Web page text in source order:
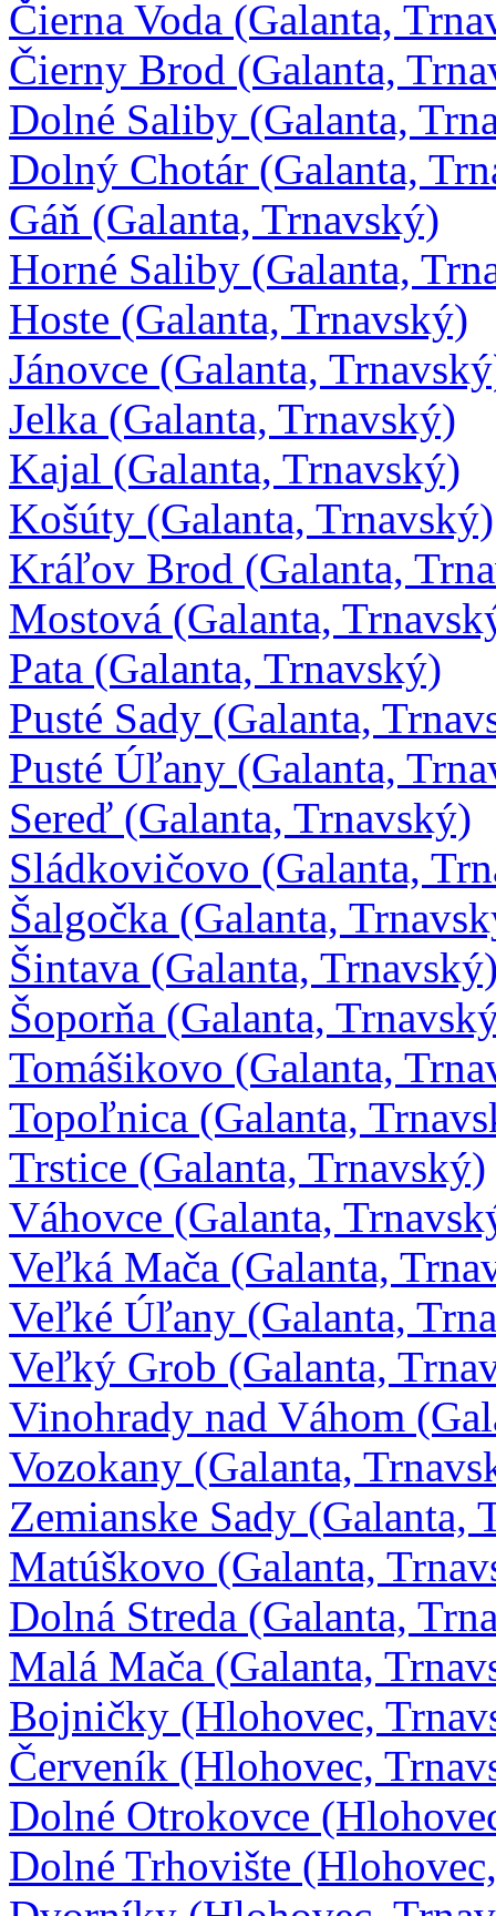
Čierna Voda (Galanta,
Čierny Brod (Galanta,
Dolné Saliby (Galanta,
Dolný Chotár (Galanta,
Gáň (Galanta, Trnavský)
Horné Saliby (Galanta,
Hoste (Galanta, Trnavský)
Jánovce (Galanta,
Jelka (Galanta, Trnavský)
Kajal (Galanta, Trnavský)
Košúty (Galanta, Trnavský)
Kráľov Brod (Galanta,
Mostová (Galanta,
Pata (Galanta, Trnavský)
Pusté Sady (Galanta,
Pusté Úľany (Galanta,
Sereď (Galanta, Trnavský)
Sládkovičovo (Galanta,
Šalgočka (Galanta,
Šintava (Galanta,
Šoporňa (Galanta,
Tomášikovo (Galanta,
Topoľnica (Galanta,
Trstice (Galanta, Trnavský)
Váhovce (Galanta,
Veľká Mača (Galanta,
Veľké Úľany (Galanta,
Veľký Grob (Galanta,
Vinohrady nad Váhom
Vozokany (Galanta,
Zemianske Sady (Galanta,
Matúškovo (Galanta,
Dolná Streda (Galanta,
Malá Mača (Galanta,
Bojničky (Hlohovec,
Červeník (Hlohovec,
Dolné Otrokovce
Dolné Trhovište